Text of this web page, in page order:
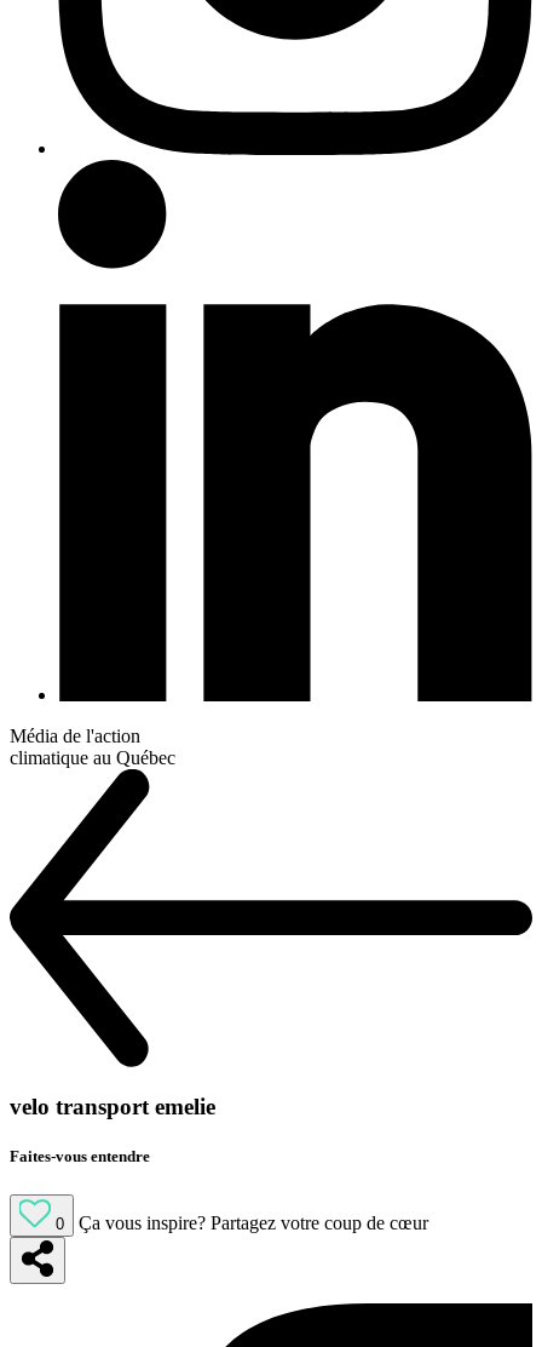
Média de l'action
climatique au Québec
velo transport emelie
Faites-vous entendre
0 Ça vous inspire? Partagez votre coup de cœur